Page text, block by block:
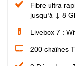
Fibre ultra
jusqu'à ↓ 8
Livebox 7 :
200 chaînes